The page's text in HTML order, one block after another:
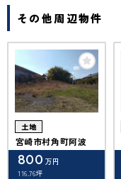
その他周辺物件
土地
宮崎市村角町阿波
800 万円
116.76坪